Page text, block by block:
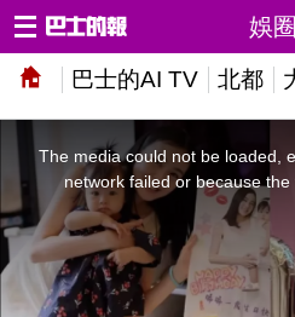
巴士的AI TV 北都
娛
The media could not be loaded,
network failed or because